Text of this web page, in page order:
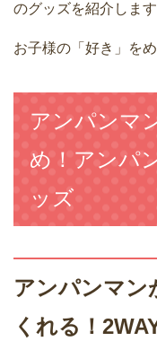
のグッズを紹介します
お子様の「好き」を
アンパンマ
め！アンパ
ッズ
アンパンマン
くれる！